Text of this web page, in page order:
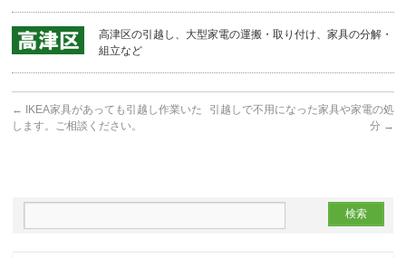
高津区の引越し、大型家電の運搬・取り付け、家具の分解・
組立など
←
IKEA家具があっても引越し作業いた
します。ご相談ください。
引越しで不用になった家具や家電の処
分 →